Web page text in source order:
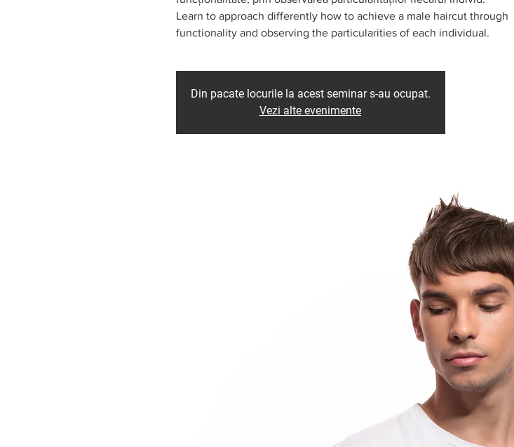
Learn to approach differently how to achieve a male haircut through
functionality and observing the particularities of each individual.
Din pacate locurile la acest seminar s-au ocupat.
Vezi alte evenimente